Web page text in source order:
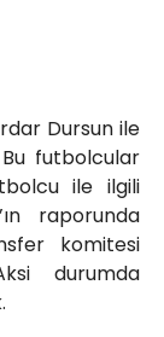
Dursun ile
futbolcular
ile ilgili
raporunda
komitesi
durumda